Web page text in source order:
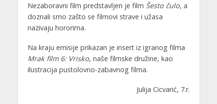
Nezaboravni film predstavljen je film Šesto čulo, a
doznali smo zašto se filmovi strave i užasa
nazivaju hororima.
Na kraju emisije prikazan je insert iz igranog filma
Mrak film 6: Vrisko, naše filmske družine, kao
ilustracija pustolovno-zabavnog filma.
Julija Cicvarić, 7.r.